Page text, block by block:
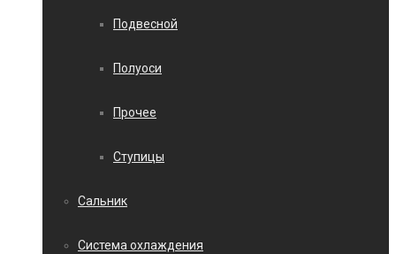
Подвесной
Полуоси
Прочее
Ступицы
Сальник
Система охлаждения